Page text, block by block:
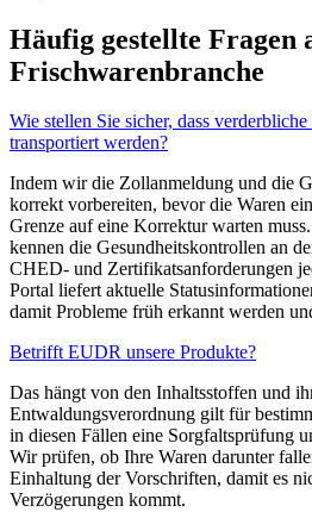
Häufig gestellte Fragen
Frischwarenbranche
Wie stellen Sie sicher, dass
transportiert werden?
Indem wir die Zollanmeldung und die
korrekt vorbereiten, bevor die Waren
Grenze auf eine Korrektur warten
kennen die Gesundheitskontrollen an
CHED- und Zertifikatsanforderungen
Portal liefert aktuelle
damit Probleme früh erkannt werden
Betrifft EUDR unsere Produkte?
Das hängt von den Inhaltsstoffen und
Entwaldungsverordnung gilt für
in diesen Fällen eine Sorgfaltsprüfung
Wir prüfen, ob Ihre Waren darunter
Einhaltung der Vorschriften, damit es
Verzögerungen kommt.